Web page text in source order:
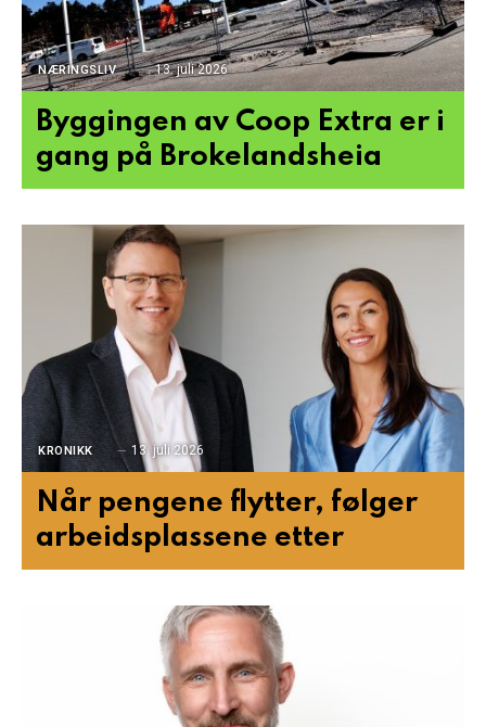
NÆRINGSLIV 13. juli 2026
Byggingen av Coop Extra er i
gang på Brokelandsheia
KRONIKK 13. juli 2026
Når pengene flytter, følger
arbeidsplassene etter